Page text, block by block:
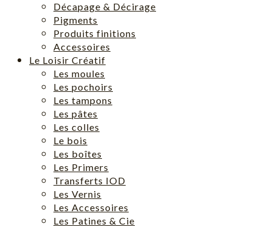
Décapage & Décirage
Pigments
Produits finitions
Accessoires
Le Loisir Créatif
Les moules
Les pochoirs
Les tampons
Les pâtes
Les colles
Le bois
Les boîtes
Les Primers
Transferts IOD
Les Vernis
Les Accessoires
Les Patines & Cie